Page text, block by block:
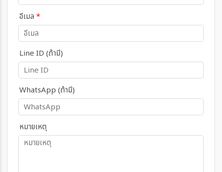
อีเมล *
Line ID (ถ้ามี)
WhatsApp (ถ้ามี)
หมายเหตุ